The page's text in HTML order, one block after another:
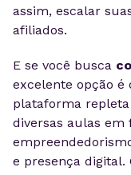
assim, escalar
afiliados.
E se você busca
excelente opção é
plataforma repleta
diversas aulas
e presença digital.